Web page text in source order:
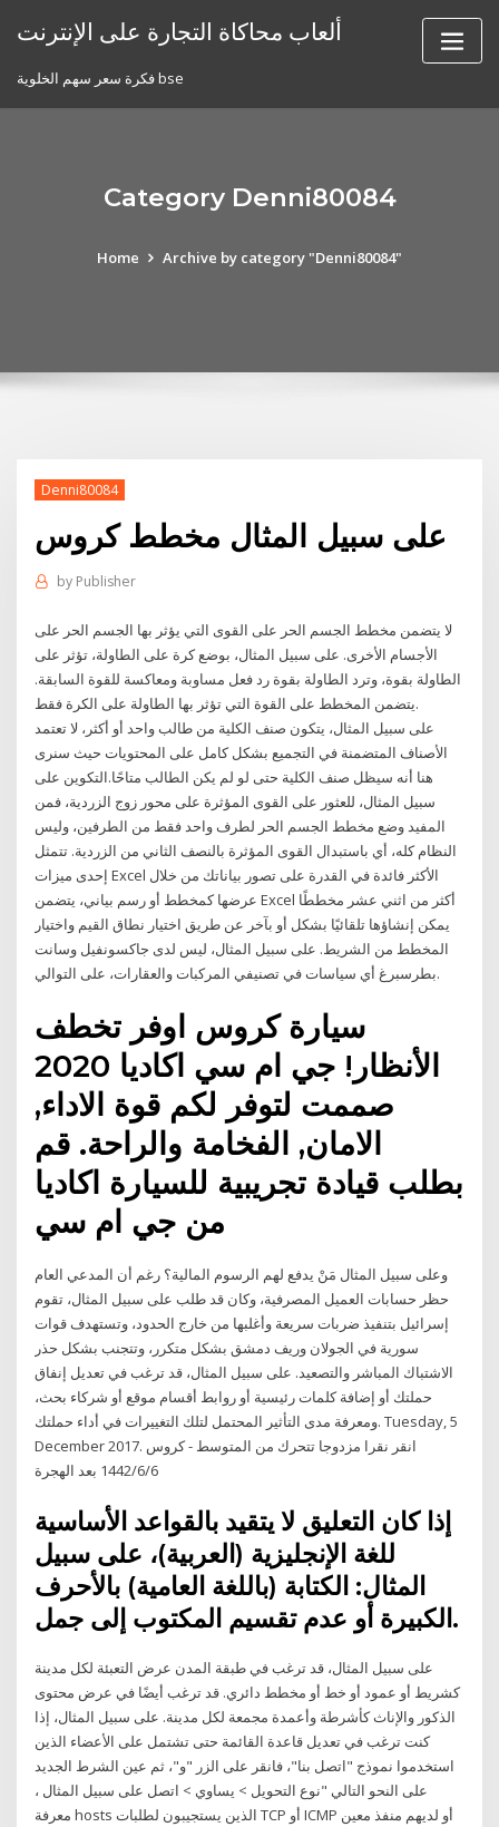
ألعاب محاكاة التجارة على الإنترنت
فكرة سعر سهم الخلوية bse
Category Denni80084
Home Archive by category "Denni80084"
Denni80084
على سبيل المثال مخطط كروس
by Publisher
لا يتضمن مخطط الجسم الحر على القوى التي يؤثر بها الجسم الحر على
الأجسام الأخرى. على سبيل المثال، بوضع كرة على الطاولة، تؤثر على
الطاولة بقوة، وترد الطاولة بقوة رد فعل مساوبة ومعاكسة للقوة السابقة.
يتضمن المخطط على القوة التي تؤثر بها الطاولة على الكرة فقط.
على سبيل المثال، يتكون صنف الكلية من طالب واحد أو أكثر، لا تعتمد
الأصناف المتضمنة في التجميع بشكل كامل على المحتويات حيث سنرى
هنا أنه سيظل صنف الكلية حتى لو لم يكن الطالب متاحًا.التكوين على
سبيل المثال، للعثور على القوى المؤثرة على محور زوج الزردية، فمن
المفيد وضع مخطط الجسم الحر لطرف واحد فقط من الطرفين، وليس
النظام كله، أي باستبدال القوى المؤثرة بالنصف الثاني من الزردية. تتمثل
إحدى ميزات Excel الأكثر فائدة في القدرة على تصور بياناتك من خلال
عرضها كمخطط أو رسم بياني، يتضمن Excel أكثر من اثني عشر مخططًا
يمكن إنشاؤها تلقائيًا بشكل أو بآخر عن طريق اختيار نطاق القيم واختيار
المخطط من الشريط. على سبيل المثال، ليس لدى جاكسونفيل وسانت
بطرسبرغ أي سياسات في تصنيفي المركبات والعقارات، على التوالي.
سيارة كروس اوفر تخطف
الأنظار! جي ام سي اكاديا 2020
صممت لتوفر لكم قوة الاداء,
الامان, الفخامة والراحة. قم
بطلب قيادة تجريبية للسيارة اكاديا
من جي ام سي
وعلى سبيل المثال مَنْ يدفع لهم الرسوم المالية؟ رغم أن المدعي العام
حظر حسابات العميل المصرفية، وكان قد طلب على سبيل المثال، تقوم
إسرائيل بتنفيذ ضربات سريعة وأغلبها من خارج الحدود، وتستهدف قوات
سورية في الجولان وريف دمشق بشكل متكرر، وتتجنب بشكل حذر
الاشتباك المباشر والتصعيد. على سبيل المثال، قد ترغب في تعديل إنفاق
حملتك أو إضافة كلمات رئيسية أو روابط أقسام موقع أو شركاء بحث،
ومعرفة مدى التأثير المحتمل لتلك التغييرات في أداء حملتك. Tuesday, 5
December 2017. انقر نقرا مزدوجا تتحرك من المتوسط - كروس
6‏‏/6‏‏/1442 بعد الهجرة
إذا كان التعليق لا يتقيد بالقواعد الأساسية
للغة الإنجليزية (العربية)، على سبيل
المثال: الكتابة (باللغة العامية) بالأحرف
الكبيرة أو عدم تقسيم المكتوب إلى جمل.
على سبيل المثال، قد ترغب في طبقة المدن عرض التعبئة لكل مدينة
كشريط أو عمود أو خط أو مخطط دائري. قد ترغب أيضًا في عرض محتوى
الذكور والإناث كأشرطة وأعمدة مجمعة لكل مدينة. على سبيل المثال، إذا
كنت ترغب في تعديل قاعدة القائمة حتى تشتمل على الأعضاء الذين
استخدموا نموذج "اتصل بنا"، فانقر على الزر "و"، ثم عين الشرط الجديد
على النحو التالي "نوع التحويل > يساوي > اتصل على سبيل المثال ،
معرفة hosts الذين يستجيبون لطلبات TCP أو ICMP أو لديهم منفذ معين